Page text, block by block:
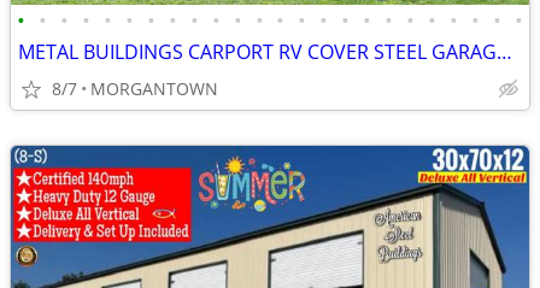
• • • • • • • • • • • • • • • • • • • • • • • •
METAL BUILDINGS CARPORT RV COVER STEEL GARAGE UTILITY SHED POLE BARN
8/7 MORGANTOWN